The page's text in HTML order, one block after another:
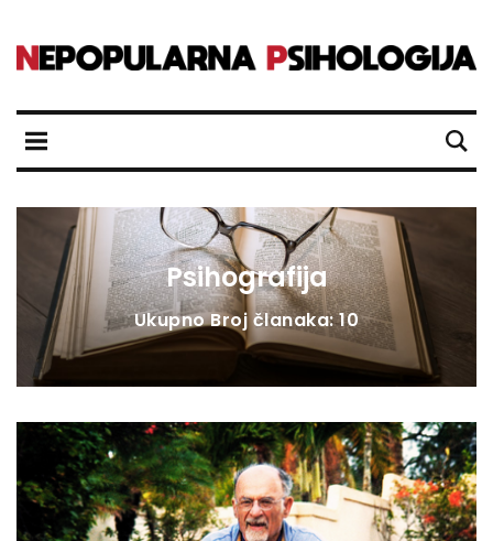
Psihografija
Ukupno Broj članaka: 10